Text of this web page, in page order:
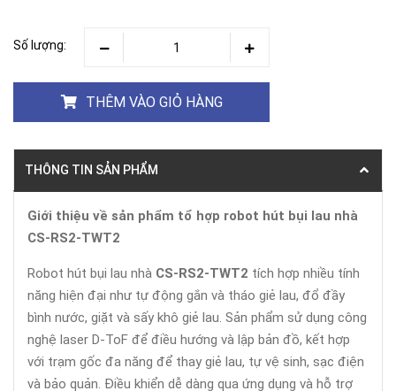
Số lượng:
THÊM VÀO GIỎ HÀNG
THÔNG TIN SẢN PHẨM
Giới thiệu về sản phẩm tổ hợp robot hút bụi lau nhà
CS-RS2-TWT2
Robot hút bụi lau nhà CS-RS2-TWT2 tích hợp nhiều tính
năng hiện đại như tự động gắn và tháo giẻ lau, đổ đầy
bình nước, giặt và sấy khô giẻ lau. Sản phẩm sử dụng công
nghệ laser D-ToF để điều hướng và lập bản đồ, kết hợp
với trạm gốc đa năng để thay giẻ lau, tự vệ sinh, sạc điện
và bảo quản. Điều khiển dễ dàng qua ứng dụng và hỗ trợ